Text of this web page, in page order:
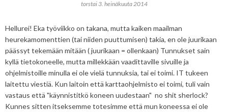
torstai 3. heinäkuuta 2014
Hellurei! Eka työviikko on takana, mutta kaiken maailman
heurekamomenttien (tai niiden puuttumisen) takia, en ole juurikaan
päässyt tekemään mitään ( juurikaan = ollenkaan) Tunnukset sain
kyllä tietokoneelle, mutta millekkään vaadittaville sivuille ja
ohjelmistoille minulla ei ole vielä tunnuksia, tai ei toimi. IT tukeen
laitettu viestiä. Kun laitoin että karttaohjelmisto ei toimi, tuli vain
vastaus että "käynnistitkö koneen uudestaan" no shit sherlock?
Kunnes sitten itseksemme totesimme että mun koneessa ei ole